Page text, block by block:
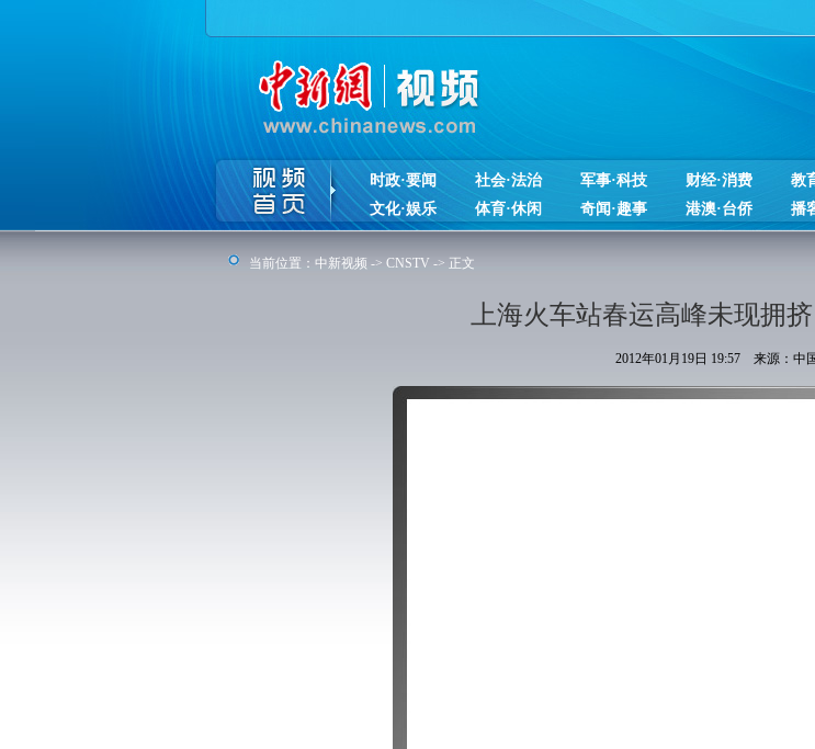
时政·要闻 社会·法治 军事·科技 财经·消费
教
文化·娱乐
体育·休闲 奇闻·趣事 港澳·台侨 播
当前位置： 中新视频 -> CNSTV -> 正文
上海火车站春运高峰未现拥
2012年01月19日 19:57 来源：中